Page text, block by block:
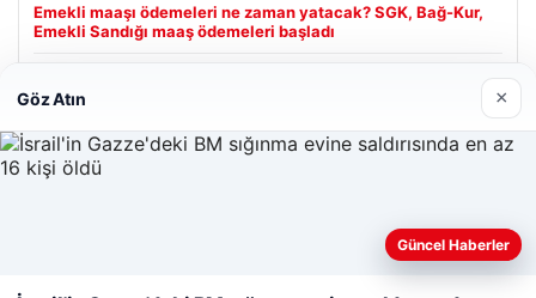
Emekli maaşı ödemeleri ne zaman yatacak? SGK, Bağ-Kur,
Emekli Sandığı maaş ödemeleri başladı
Son Eklenen Firmalar
Enes Kaplan Avukatlık Bürosu
Web sitemizi nasıl kullandığınızı daha iyi anlayabilmek,
Göz Atın ×
Güncel Haberler